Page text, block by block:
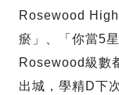
Rosewood
瘀」、「你當5
Rosewood級數
出城，學精D下